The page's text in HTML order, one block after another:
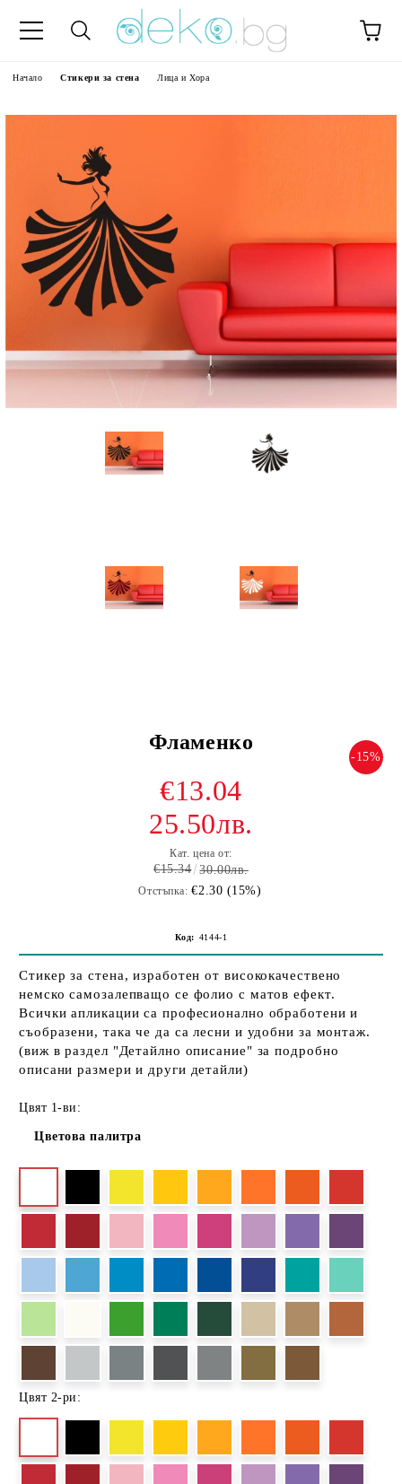
Начало Стикери за стена Лица и Хора
Фламенко
-15%
€13.04
25.50лв.
Кат. цена от:
€15.34 30.00лв.
Отстъпка: €2.30 (15%)
Код: 4144-1
Стикер за стена, изработен от висококачествено
немско самозалепващо се фолио с матов ефект.
Всички апликации са професионално обработени и
съобразени, така че да са лесни и удобни за монтаж.
(виж в раздел "Детайлно описание" за подробно
описани размери и други детайли)
Цвят 1-ви:
Цветова палитра
Цвят 2-ри: